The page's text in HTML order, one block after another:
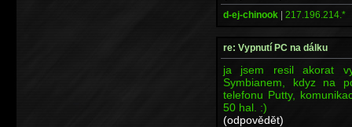
d-ej-chinook | 217.196.214.*
re: Vypnutí PC na dálku
ja jsem resil akorat
Symbianem, kdyz na
telefonu Putty,
50 hal. :)
(odpovědět)